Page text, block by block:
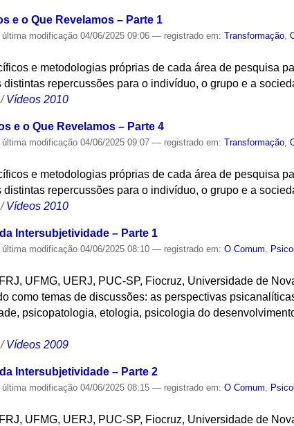
e o Que Revelamos – Parte 1
última modificação 04/06/2025 09:06— registrado em:Transformação,
e metodologias próprias de cada área de pesquisa
repercussões para o indivíduo, o grupo e a
/Vídeos 2010
e o Que Revelamos – Parte 4
última modificação 04/06/2025 09:07— registrado em:Transformação,
e metodologias próprias de cada área de pesquisa
repercussões para o indivíduo, o grupo e a
/Vídeos 2010
Intersubjetividade – Parte 1
última modificação 04/06/2025 08:10— registrado em:O Comum
UFMG, UERJ, PUC-SP, Fiocruz, Universidade de
como temas de discussões: as perspectivas
psicopatologia, etologia, psicologia do
/Vídeos 2009
Intersubjetividade – Parte 2
última modificação 04/06/2025 08:15— registrado em:O Comum
UFMG, UERJ, PUC-SP, Fiocruz, Universidade de